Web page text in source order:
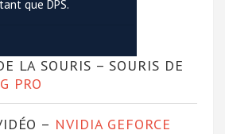
que DPS.
LA SOURIS – SOURIS DE
PRO
– NVIDIA GEFORCE